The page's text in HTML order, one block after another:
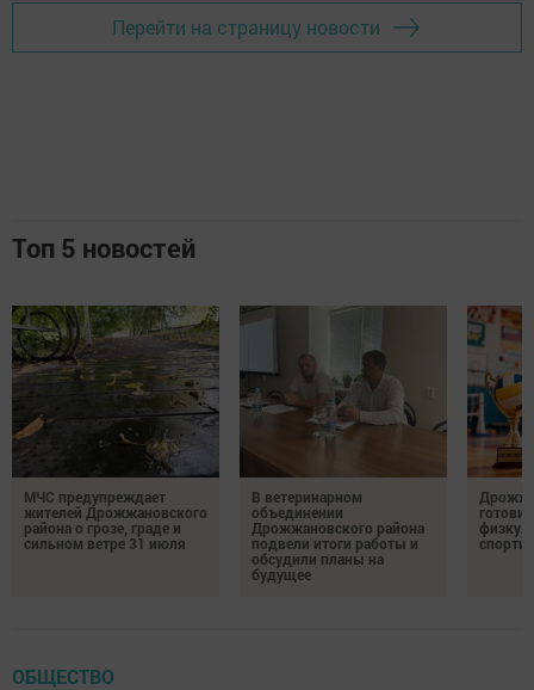
Перейти на страницу новости
Топ 5 новостей
МЧС предупреждает
жителей Дрожжановского
района о грозе, граде и
сильном ветре 31 июля
В ветеринарном
объединении
Дрожжановского района
подвели итоги работы и
обсудили планы на
будущее
ОБЩЕСТВО